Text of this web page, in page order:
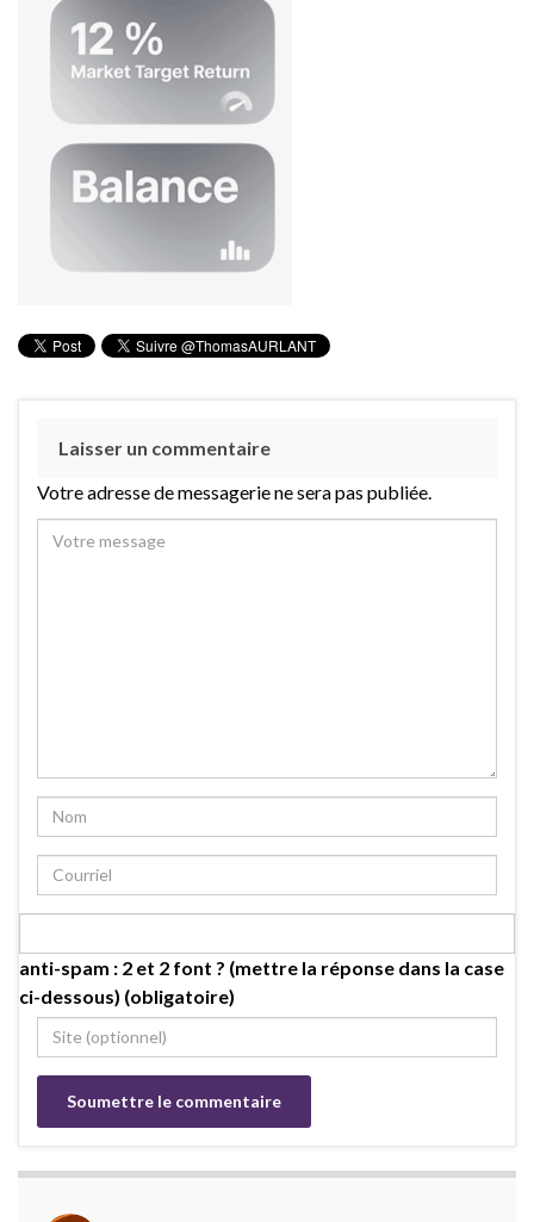
Laisser un commentaire
Votre adresse de messagerie ne sera pas publiée.
anti-spam : 2 et 2 font ? (mettre la réponse dans la case
ci-dessous) (obligatoire)